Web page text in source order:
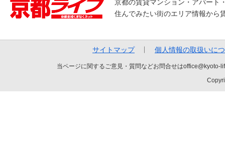
京都の賃貸マンション・アパート
住んでみたい街のエリア情報から
サイトマップ 個人情報の取扱いに
当ページに関するご意見・質問などお問合せは